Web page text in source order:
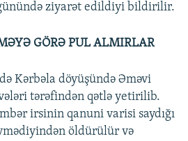
ziyarət edildiyi bildirilir.
GÖRƏ PUL ALMIRLAR
Kərbəla döyüşündə Əməvi
tərəfindən qətlə yetirilib.
irsinin qanuni varisi saydığı
öldürülür və